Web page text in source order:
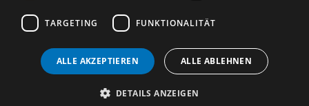
Datenschutzerklärung
Benachrichtigungsservice
Kontakt und Anfahrt
(c) 2026 TALENTBRÜCKE GmbH & Co. KG
TARGETING FUNKTIONALITÄT
ALLE AKZEPTIEREN ALLE ABLEHNEN
DETAILS ANZEIGEN